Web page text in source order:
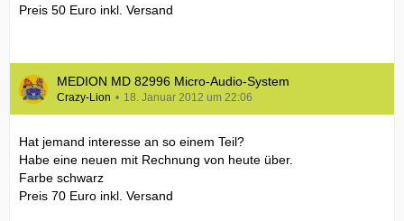
Preis 50 Euro inkl. Versand
MEDION MD 82996 Micro-Audio-System
Crazy-Lion 18. Januar 2012 um 22:06
Hat jemand interesse an so einem Teil?
Habe eine neuen mit Rechnung von heute über.
Farbe schwarz
Preis 70 Euro inkl. Versand